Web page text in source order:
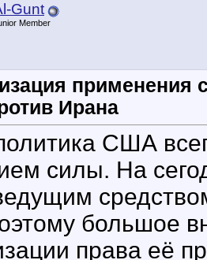
Gunt
Member
Ирана
США
силы. На
большое
права её